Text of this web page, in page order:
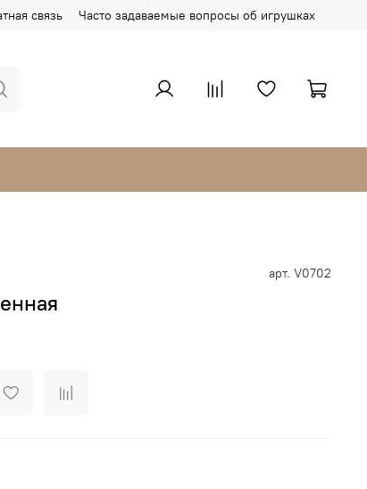
связь Часто задаваемые вопросы об игрушках
арт. V0702